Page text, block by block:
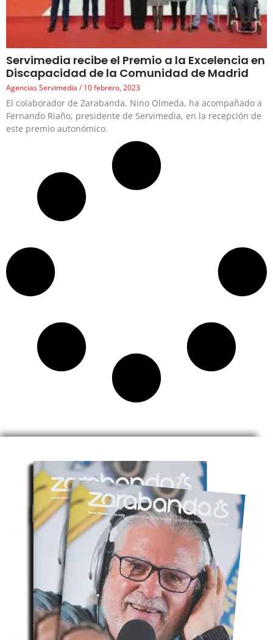
Servimedia recibe el Premio a la Excelencia en
Discapacidad de la Comunidad de Madrid
Agencias Servimedia 10 febrero, 2023
El colaborador de Zarabanda, Nino Olmeda, ha acompañado a
Fernando Riaño, presidente de Servimedia, en la recepción de
este premio autonómico.